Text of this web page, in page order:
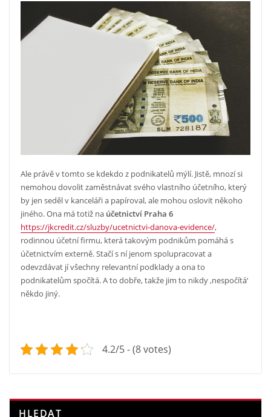
Ale právě v tomto se kdekdo z podnikatelů mýlí. Jistě, mnozí si
nemohou dovolit zaměstnávat svého vlastního účetního, který
by jen seděl v kanceláři a papíroval, ale mohou oslovit někoho
jiného. Ona má totiž na účetnictví Praha 6
https://jkcredit.cz/sluzby/ucetnictvi-danova-evidence/,
rodinnou účetní firmu, která takovým podnikům pomáhá s
účetnictvím externě. Stačí s ní jenom spolupracovat a
odevzdávat jí všechny relevantní podklady a ona to
podnikatelům spočítá. A to dobře, takže jim to nikdy ‚nespočítá‘
někdo jiný.
4.2/5 - (8 votes)
HLEDAT